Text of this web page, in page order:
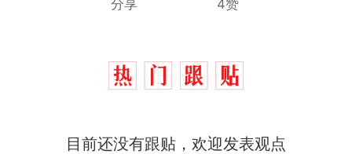
分享 4赞
目前还没有跟贴，欢迎发表观点